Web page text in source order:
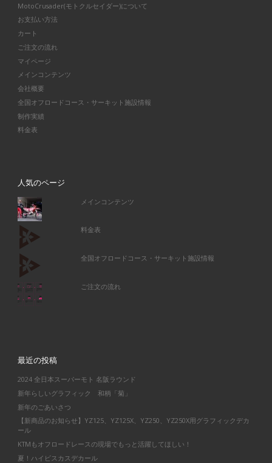
MotoCrusader(モトクルセイダー)について
お支払い方法
カート
ご注文の流れ
マイページ
メインコンテンツ
会社概要
全国オフロードコース・サーキット施設情報
制作実績
料金表
人気のページ
メインコンテンツ
料金表
全国オフロードコース・サーキット施設情報
ご注文の流れ
最近の投稿
2024 全日本スーパーモト 名阪ラウンド
新年らしいグラフィック 和柄「菊」
新年のごあいさつ
【新商品のお知らせ】YZ125、YZ125X、YZ250、YZ250X用グラフィックデカ
ール
KTMもオフロードレースの現場でもっと活躍してほしい！
夏！ハイビスカスデカール